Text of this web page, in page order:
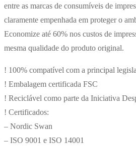
entre as marcas de consumíveis de
claramente empenhada em proteger o
Economize até 60% nos custos de
mesma qualidade do produto original.
! 100% compatível com a principal
! Embalagem certificada FSC
! Reciclável como parte da Iniciativa
! Certificados:
– Nordic Swan
– ISO 9001 e ISO 14001